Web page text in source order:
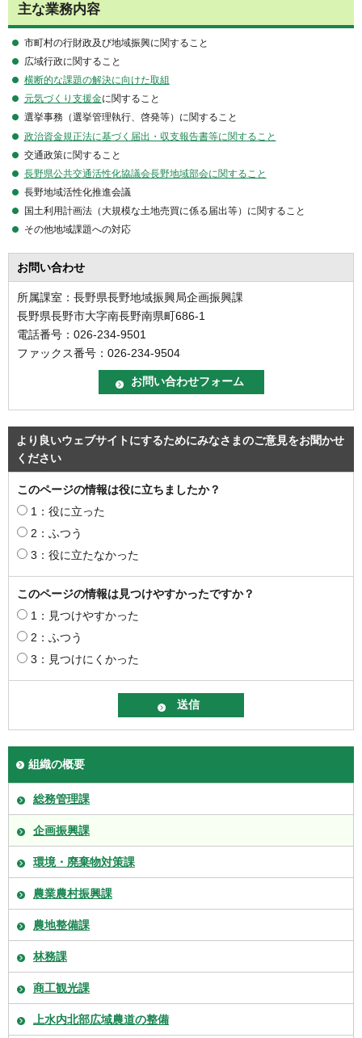
主な業務内容
市町村の行財政及び地域振興に関すること
広域行政に関すること
横断的な課題の解決に向けた取組
元気づくり支援金に関すること
選挙事務（選挙管理執行、啓発等）に関すること
政治資金規正法に基づく届出・収支報告書等に関すること
交通政策に関すること
長野県公共交通活性化協議会長野地域部会に関すること
長野地域活性化推進会議
国土利用計画法（大規模な土地売買に係る届出等）に関すること
その他地域課題への対応
お問い合わせ
所属課室：長野県長野地域振興局企画振興課
長野県長野市大字南長野南県町686-1
電話番号：026-234-9501
ファックス番号：026-234-9504
より良いウェブサイトにするためにみなさまのご意見をお聞かせ
ください
このページの情報は役に立ちましたか？
1：役に立った
2：ふつう
3：役に立たなかった
このページの情報は見つけやすかったですか？
1：見つけやすかった
2：ふつう
3：見つけにくかった
組織の概要
総務管理課
企画振興課
環境・廃棄物対策課
農業農村振興課
農地整備課
林務課
商工観光課
上水内北部広域農道の整備